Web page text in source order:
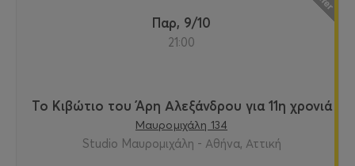
Παρ, 9/10
21:00
Το Κιβώτιο του Άρη Αλεξάνδρου για 11η χρονιά
Μαυρομιχάλη 134
Studio Μαυρομιχάλη - Αθήνα, Αττική